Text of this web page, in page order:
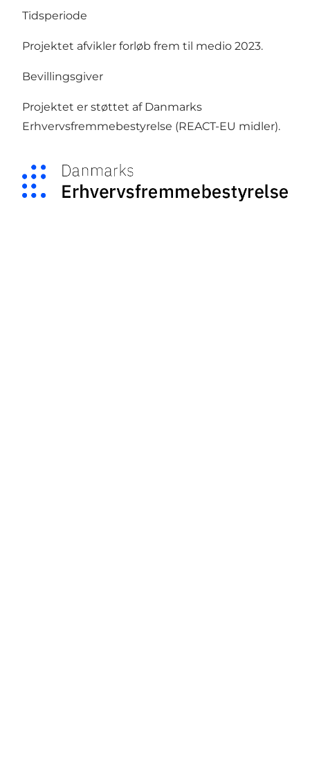
Tidsperiode
Projektet afvikler forløb frem til medio 2023.
Bevillingsgiver
Projektet er støttet af Danmarks
Erhvervsfremmebestyrelse (REACT-EU midler).